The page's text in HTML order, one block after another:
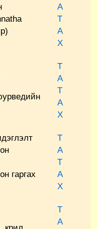
А
Т
А
Х
Т
А
Т
А
Х
гаргах
Т
А
Т
А
Х
Т
А